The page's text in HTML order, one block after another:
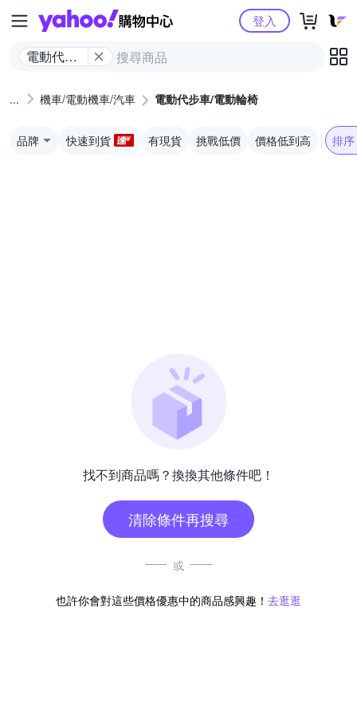
Yahoo購物中心
電動代步
椅
登入
機車/電動機車/汽車 電動代步車/電動輪椅
品牌 快速到貨 有現貨 挑戰低價 價格低到高 排序
找不到商品嗎？換換其他條件吧！
清除條件再搜尋
或
也許你會對這些價格優惠中的商品感興趣！ 去逛逛